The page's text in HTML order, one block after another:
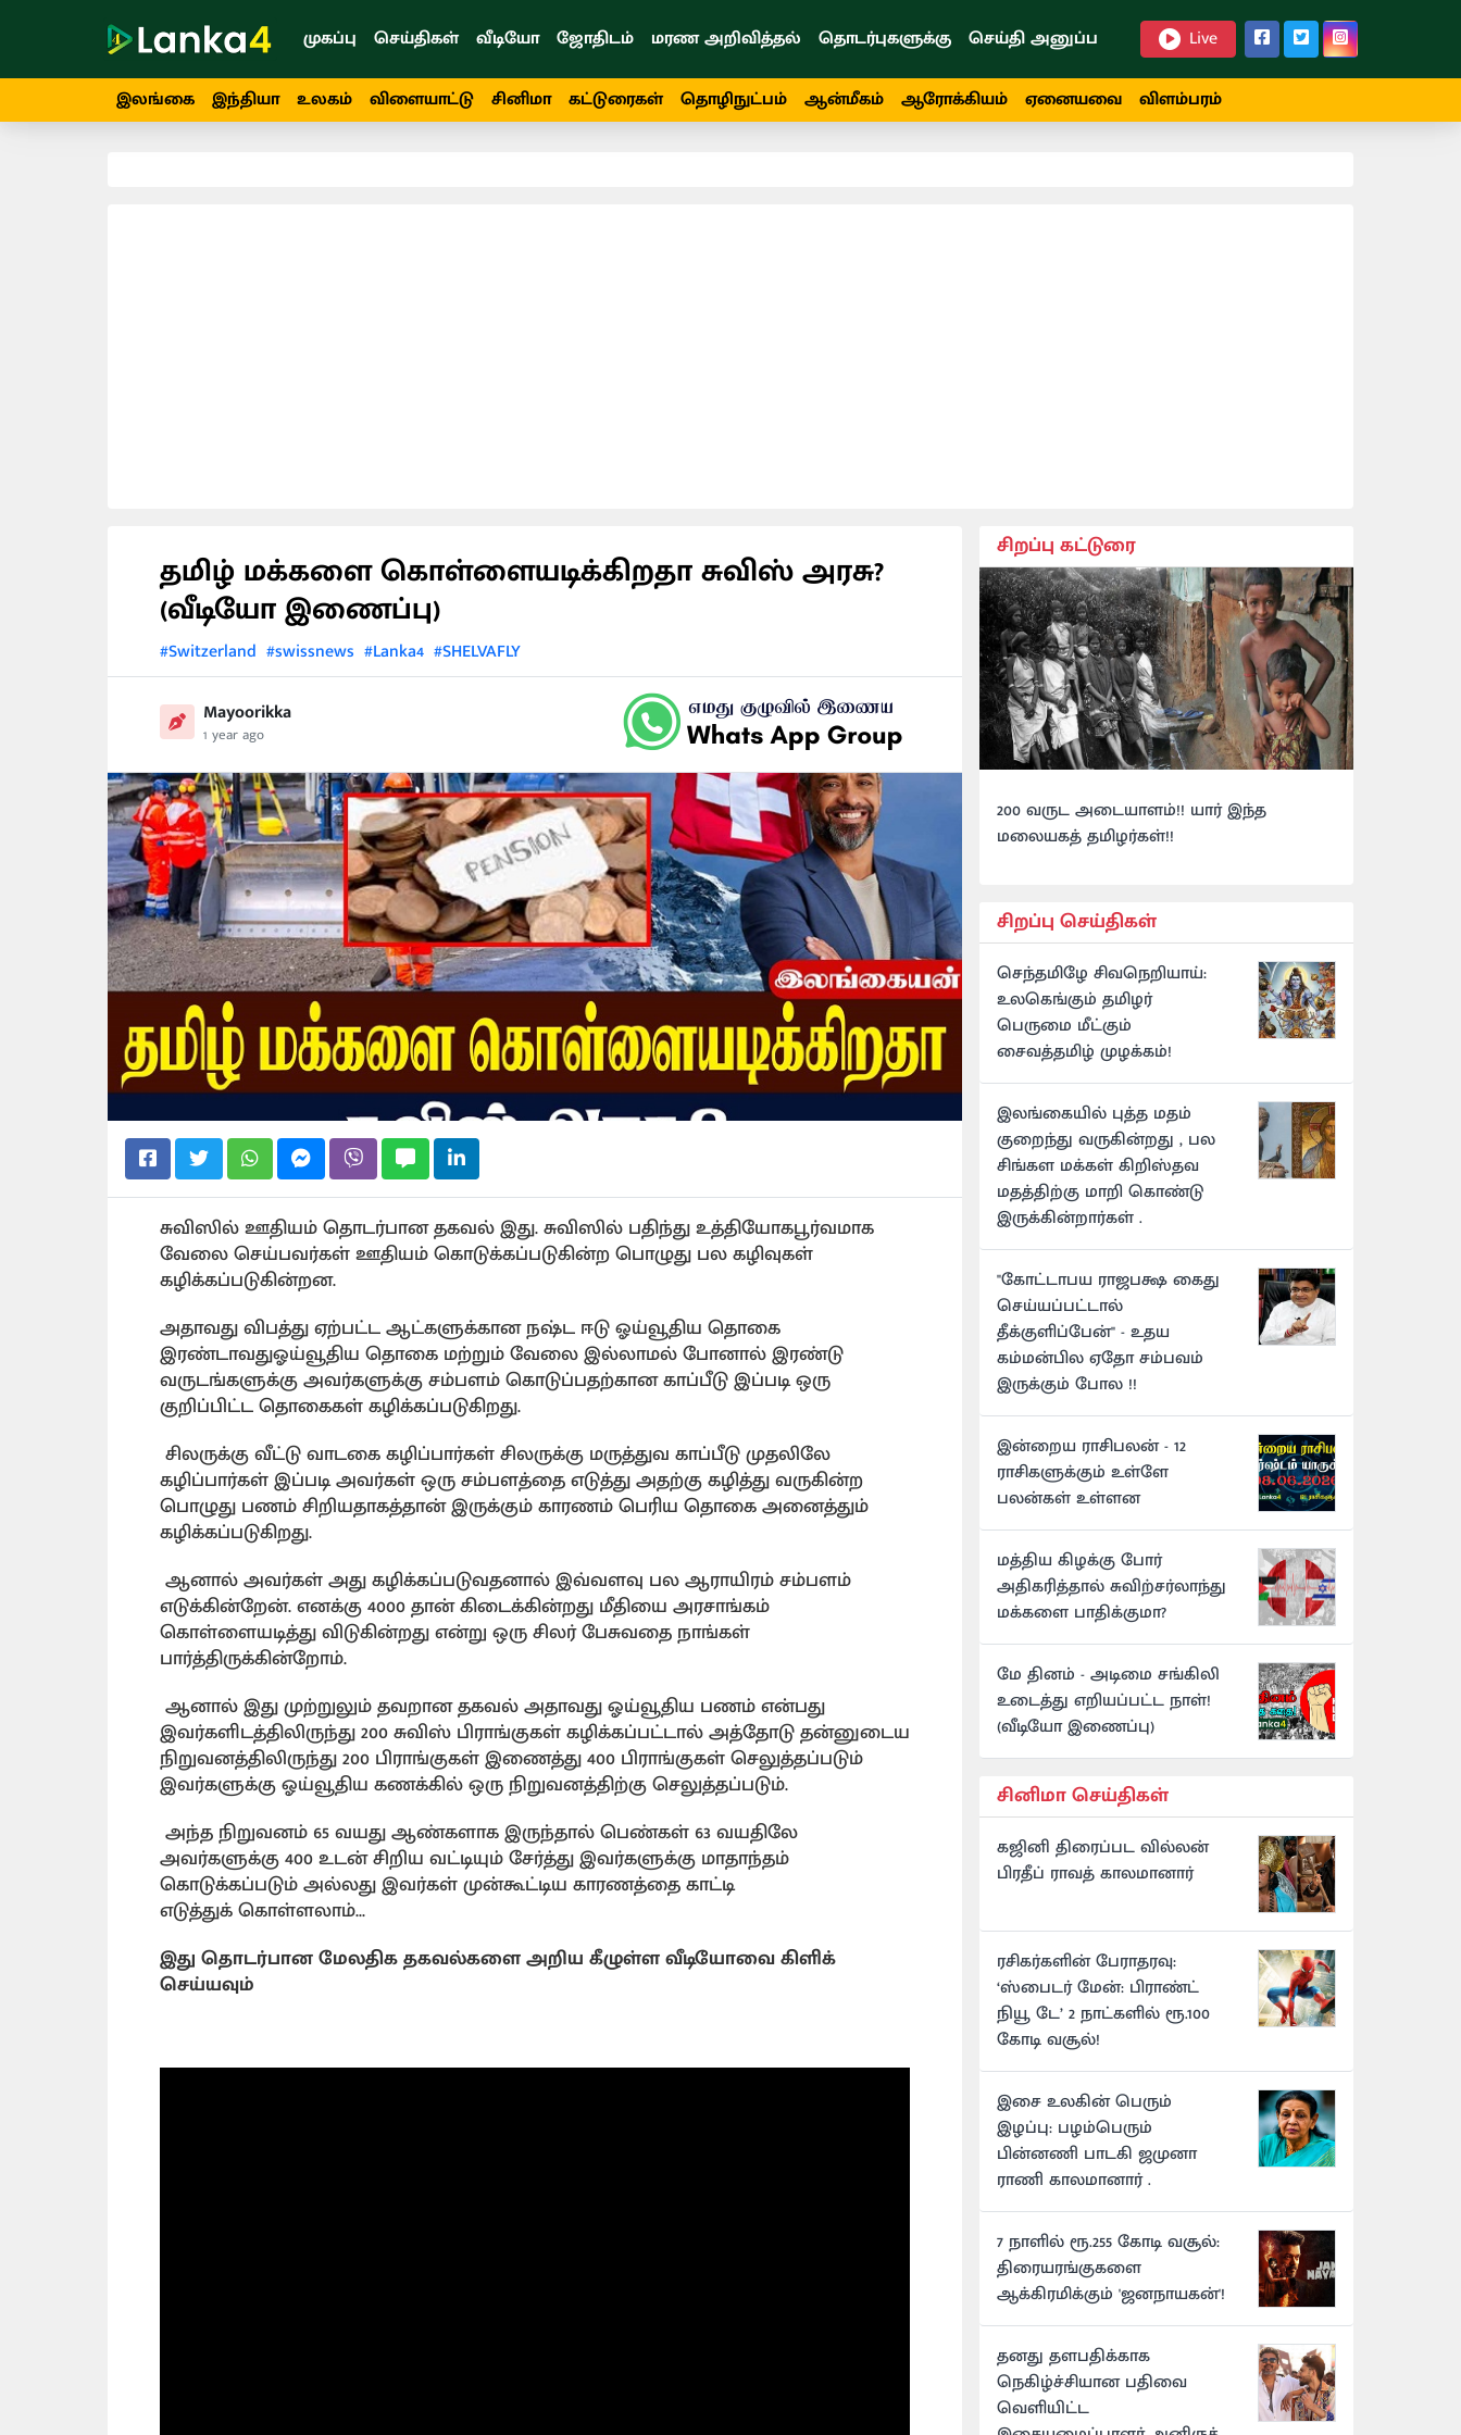
முகப்பு செய்திகள் வீடியோ ஜோதிடம் மரண அறிவித்தல் தொடர்புகளுக்கு செய்தி அனுப்ப Live
இலங்கை இந்தியா உலகம் விளையாட்டு சினிமா கட்டுரைகள் தொழிநுட்பம் ஆன்மீகம் ஆரோக்கியம் ஏனையவை விளம்பரம்
தமிழ் மக்களை கொள்ளையடிக்கிறதா சுவிஸ் அரசு?
(வீடியோ இணைப்பு)
#Switzerland #swissnews #Lanka4 #SHELVAFLY
Mayoorikka
1 year ago
சுவிஸில் ஊதியம் தொடர்பான தகவல் இது. சுவிஸில் பதிந்து உத்தியோகபூர்வமாக
வேலை செய்பவர்கள் ஊதியம் கொடுக்கப்படுகின்ற பொழுது பல கழிவுகள்
கழிக்கப்படுகின்றன.
அதாவது விபத்து ஏற்பட்ட ஆட்களுக்கான நஷ்ட ஈடு ஓய்வூதிய தொகை
இரண்டாவதுஓய்வூதிய தொகை மற்றும் வேலை இல்லாமல் போனால் இரண்டு
வருடங்களுக்கு அவர்களுக்கு சம்பளம் கொடுப்பதற்கான காப்பீடு இப்படி ஒரு
குறிப்பிட்ட தொகைகள் கழிக்கப்படுகிறது.
சிலருக்கு வீட்டு வாடகை கழிப்பார்கள் சிலருக்கு மருத்துவ காப்பீடு முதலிலே
கழிப்பார்கள் இப்படி அவர்கள் ஒரு சம்பளத்தை எடுத்து அதற்கு கழித்து வருகின்ற
பொழுது பணம் சிறியதாகத்தான் இருக்கும் காரணம் பெரிய தொகை அனைத்தும்
கழிக்கப்படுகிறது.
ஆனால் அவர்கள் அது கழிக்கப்படுவதனால் இவ்வளவு பல ஆராயிரம் சம்பளம்
எடுக்கின்றேன். எனக்கு 4000 தான் கிடைக்கின்றது மீதியை அரசாங்கம்
கொள்ளையடித்து விடுகின்றது என்று ஒரு சிலர் பேசுவதை நாங்கள்
பார்த்திருக்கின்றோம்.
ஆனால் இது முற்றுலும் தவறான தகவல் அதாவது ஓய்வூதிய பணம் என்பது
இவர்களிடத்திலிருந்து 200 சுவிஸ் பிராங்குகள் கழிக்கப்பட்டால் அத்தோடு தன்னுடைய
நிறுவனத்திலிருந்து 200 பிராங்குகள் இணைத்து 400 பிராங்குகள் செலுத்தப்படும்
இவர்களுக்கு ஓய்வூதிய கணக்கில் ஒரு நிறுவனத்திற்கு செலுத்தப்படும்.
அந்த நிறுவனம் 65 வயது ஆண்களாக இருந்தால் பெண்கள் 63 வயதிலே
அவர்களுக்கு 400 உடன் சிறிய வட்டியும் சேர்த்து இவர்களுக்கு மாதாந்தம்
கொடுக்கப்படும் அல்லது இவர்கள் முன்கூட்டிய காரணத்தை காட்டி
எடுத்துக் கொள்ளலாம்...
இது தொடர்பான மேலதிக தகவல்களை அறிய கீழுள்ள வீடியோவை கிளிக்
செய்யவும்
சிறப்பு கட்டுரை
200 வருட அடையாளம்!! யார் இந்த
மலையகத் தமிழர்கள்!!
சிறப்பு செய்திகள்
செந்தமிழே சிவநெறியாய்:
உலகெங்கும் தமிழர்
பெருமை மீட்கும்
சைவத்தமிழ் முழக்கம்!
இலங்கையில் புத்த மதம்
குறைந்து வருகின்றது , பல
சிங்கள மக்கள் கிறிஸ்தவ
மதத்திற்கு மாறி கொண்டு
இருக்கின்றார்கள் .
"கோட்டாபய ராஜபக்ஷ கைது
செய்யப்பட்டால்
தீக்குளிப்பேன்" - உதய
கம்மன்பில ஏதோ சம்பவம்
இருக்கும் போல !!
இன்றைய ராசிபலன் - 12
ராசிகளுக்கும் உள்ளே
பலன்கள் உள்ளன
மத்திய கிழக்கு போர்
அதிகரித்தால் சுவிற்சர்லாந்து
மக்களை பாதிக்குமா?
மே தினம் - அடிமை சங்கிலி
உடைத்து எறியப்பட்ட நாள்!
(வீடியோ இணைப்பு)
சினிமா செய்திகள்
கஜினி திரைப்பட வில்லன்
பிரதீப் ராவத் காலமானார்
ரசிகர்களின் பேராதரவு:
‘ஸ்பைடர் மேன்: பிராண்ட்
நியூ டே’ 2 நாட்களில் ரூ.100
கோடி வசூல்!
இசை உலகின் பெரும்
இழப்பு: பழம்பெரும்
பின்னணி பாடகி ஜமுனா
ராணி காலமானார் .
7 நாளில் ரூ.255 கோடி வசூல்:
திரையரங்குகளை
ஆக்கிரமிக்கும் 'ஜனநாயகன்'!
தனது தளபதிக்காக
நெகிழ்ச்சியான பதிவை
வெளியிட்ட